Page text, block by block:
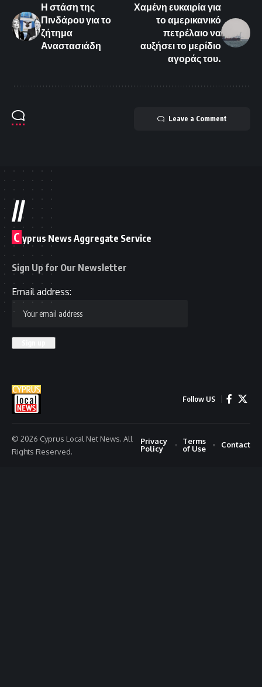
Η στάση της
Πινδάρου για το
ζήτημα
Αναστασιάδη
Χαμένη ευκαιρία για
το αμερικανικό
πετρέλαιο να
αυξήσει το μερίδιο
αγοράς του.
Leave a Comment
//
C yprus News Aggregate Service
Sign Up for Our Newsletter
Email address:
Follow US
© 2026 Cyprus Local Net News. All
Rights Reserved.
Privacy
Policy
Terms
of Use
Contact